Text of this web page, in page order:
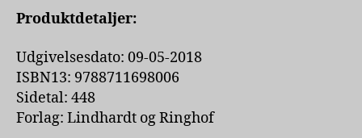
Produktdetaljer:
Udgivelsesdato: 09-05-2018
ISBN13: 9788711698006
Sidetal: 448
Forlag: Lindhardt og Ringhof